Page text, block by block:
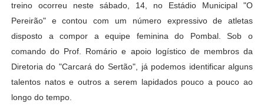
treino ocorreu neste sábado, 14, no Estádio Municipal "O
Pereirão" e contou com um número expressivo de atletas
disposto a compor a equipe feminina do Pombal. Sob o
comando do Prof. Romário e apoio logístico de membros da
Diretoria do "Carcará do Sertão", já podemos identificar alguns
talentos natos e outros a serem lapidados pouco a pouco ao
longo do tempo.